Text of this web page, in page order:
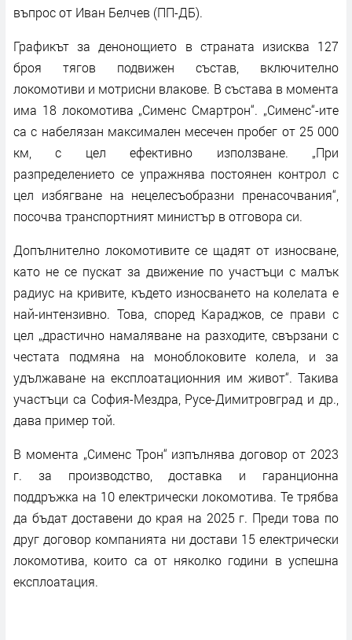
въпрос от Иван Белчев (ПП-ДБ).
Графикът за денонощието в страната изисква 127
броя тягов подвижен състав, включително
локомотиви и мотрисни влакове. В състава в момента
има 18 локомотива „Сименс Смартрон“. „Сименс“-ите
са с набелязан максимален месечен пробег от 25 000
км, с цел ефективно използване. „При
разпределението се упражнява постоянен контрол с
цел избягване на нецелесъобразни пренасочвания“,
посочва транспортният министър в отговора си.
Допълнително локомотивите се щадят от износване,
като не се пускат за движение по участъци с малък
радиус на кривите, където износването на колелата е
най-интензивно. Това, според Караджов, се прави с
цел „драстично намаляване на разходите, свързани с
честата подмяна на моноблоковите колела, и за
удължаване на експлоатационния им живот“. Такива
участъци са София-Мездра, Русе-Димитровград и др.,
дава пример той.
В момента „Сименс Трон“ изпълнява договор от 2023
г. за производство, доставка и гаранционна
поддръжка на 10 електрически локомотива. Те трябва
да бъдат доставени до края на 2025 г. Преди това по
друг договор компанията ни достави 15 електрически
локомотива, които са от няколко години в успешна
експлоатация.